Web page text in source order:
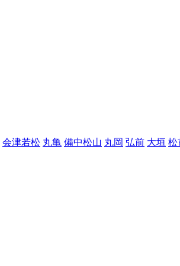
会津若松 丸亀 備中松山 丸岡 弘前 大垣 松